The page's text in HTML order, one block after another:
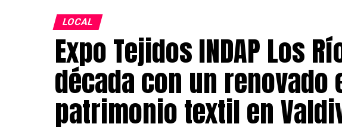
«Hay incorporaciones que llegan para cumplir una
ganarse el corazón de todos. Hoy queremos
Max, el nuevo integrante de Carabineros de La Unión»,
Asimismo, indicó que el can «no usa uniforme, no
alegría, nobleza y entusiasmo ya comenzó a ganarse el
LOCAL
Expo Tejidos INDAP Los
década con un renovado
patrimonio textil en